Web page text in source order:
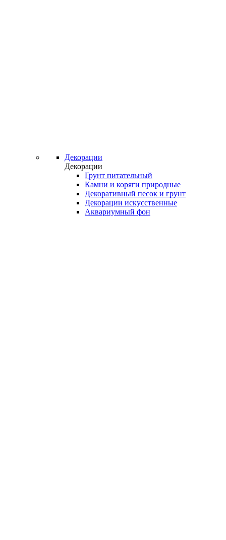
Декорации
Декорации
Грунт питательный
Камни и коряги природные
Декоративный песок и грунт
Декорации искусственные
Аквариумный фон